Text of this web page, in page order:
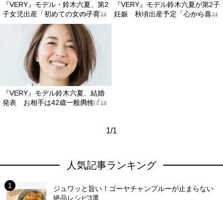
『VERY』モデル・鈴木六夏、第2
子女児出産「初めての女の子育...
2017.09.24
『VERY』モデル鈴木六夏が第2子
妊娠 秋頃出産予定「心から喜...
2017.04.24
『VERY』モデル鈴木六夏、結婚
発表 お相手は42歳一般男性「...
2016.12.19
1/1
人気記事ランキング
ジュワッと旨い！ゴーヤチャンプルーが止まらない
絶品レシピ3選